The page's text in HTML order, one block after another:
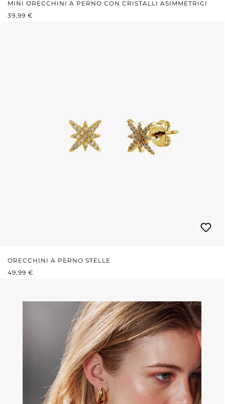
MINI ORECCHINI A PERNO CON CRISTALLI ASIMMETRICI
PREZZO NORMALE:
39,99 €
ORECCHINI A PERNO STELLE
PREZZO NORMALE:
49,99 €